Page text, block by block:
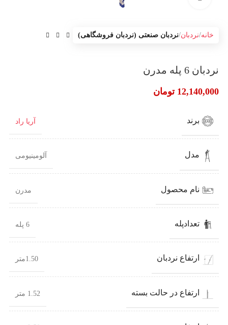
خانه نردبان نردبان صنعتی (نردبان فروشگاهی)
نردبان 6 پله مدرن
12,140,000 تومان
برند آریا راد
مدل آلومینیومی
نام محصول مدرن
تعدادپله 6 پله
ارتفاع نردبان 1.50متر
ارتفاع در حالت بسته 1.52 متر